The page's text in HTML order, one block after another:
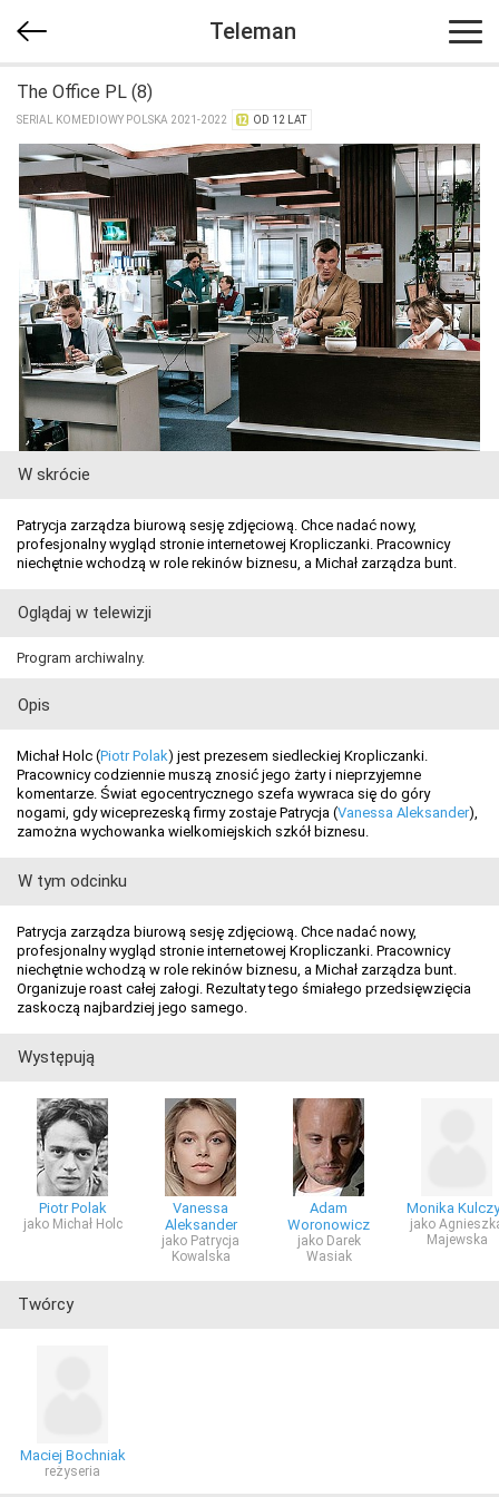
Teleman
The Office PL (8)
SERIAL KOMEDIOWY POLSKA 2021-2022 OD 12 LAT
W skrócie
Patrycja zarządza biurową sesję zdjęciową. Chce nadać nowy,
profesjonalny wygląd stronie internetowej Kropliczanki. Pracownicy
niechętnie wchodzą w role rekinów biznesu, a Michał zarządza bunt.
Oglądaj w telewizji
Program archiwalny.
Opis
Michał Holc (Piotr Polak) jest prezesem siedleckiej Kropliczanki.
Pracownicy codziennie muszą znosić jego żarty i nieprzyjemne
komentarze. Świat egocentrycznego szefa wywraca się do góry
nogami, gdy wiceprezeską firmy zostaje Patrycja (Vanessa Aleksander),
zamożna wychowanka wielkomiejskich szkół biznesu.
W tym odcinku
Patrycja zarządza biurową sesję zdjęciową. Chce nadać nowy,
profesjonalny wygląd stronie internetowej Kropliczanki. Pracownicy
niechętnie wchodzą w role rekinów biznesu, a Michał zarządza bunt.
Organizuje roast całej załogi. Rezultaty tego śmiałego przedsięwzięcia
zaskoczą najbardziej jego samego.
Występują
Piotr Polak
jako Michał Holc
Vanessa
Aleksander
jako Patrycja
Kowalska
Adam
Woronowicz
jako Darek
Wasiak
Monika
jako
Majewska
Twórcy
Maciej Bochniak
reżyseria